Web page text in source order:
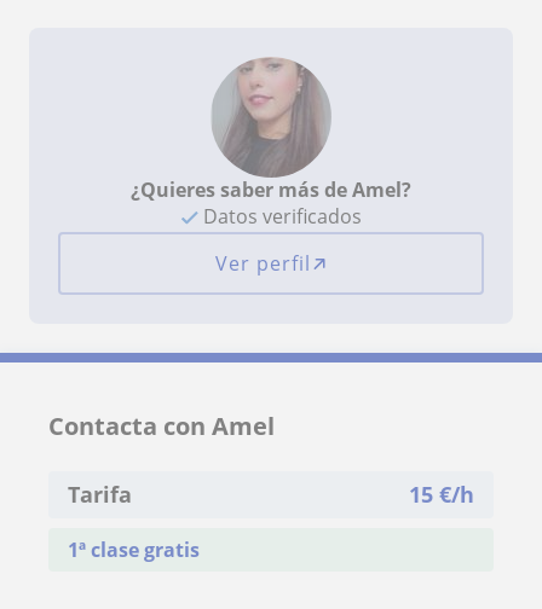
¿Quieres saber más de Amel?
Datos verificados
Ver perfil
Contacta con Amel
Tarifa 15 €/h
1ª clase gratis